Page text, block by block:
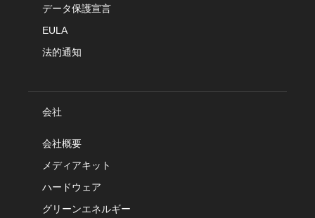
データ保護宣言
EULA
法的通知
会社
会社概要
メディアキット
ハードウェア
グリーンエネルギー